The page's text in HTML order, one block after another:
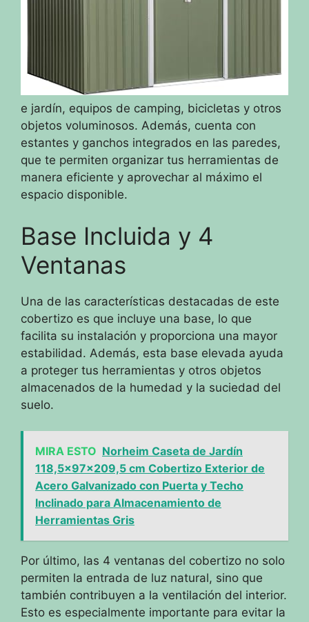
e jardín, equipos de camping, bicicletas y otros
objetos voluminosos. Además, cuenta con
estantes y ganchos integrados en las paredes,
que te permiten organizar tus herramientas de
manera eficiente y aprovechar al máximo el
espacio disponible.
Base Incluida y 4
Ventanas
Una de las características destacadas de este
cobertizo es que incluye una base, lo que
facilita su instalación y proporciona una mayor
estabilidad. Además, esta base elevada ayuda
a proteger tus herramientas y otros objetos
almacenados de la humedad y la suciedad del
suelo.
MIRA ESTO Norheim Caseta de Jardín
118,5x97x209,5 cm Cobertizo Exterior de
Acero Galvanizado con Puerta y Techo
Inclinado para Almacenamiento de
Herramientas Gris
Por último, las 4 ventanas del cobertizo no solo
permiten la entrada de luz natural, sino que
también contribuyen a la ventilación del interior.
Esto es especialmente importante para evitar la